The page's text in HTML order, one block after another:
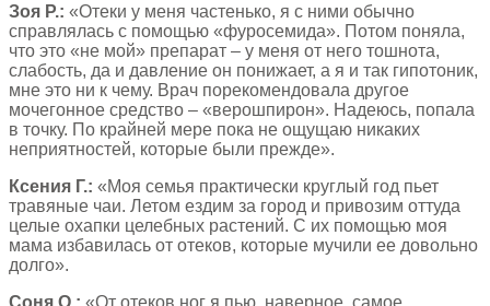
Зоя Р.: «Отеки у меня частенько, я с ними обычно
справлялась с помощью «фуросемида». Потом поняла,
что это «не мой» препарат – у меня от него тошнота,
слабость, да и давление он понижает, а я и так гипотоник,
мне это ни к чему. Врач порекомендовала другое
мочегонное средство – «верошпирон». Надеюсь, попала
в точку. По крайней мере пока не ощущаю никаких
неприятностей, которые были прежде».
Ксения Г.: «Моя семья практически круглый год пьет
травяные чаи. Летом ездим за город и привозим оттуда
целые охапки целебных растений. С их помощью моя
мама избавилась от отеков, которые мучили ее довольно
долго».
Соня О.: «От отеков ног я пью, наверное, самое